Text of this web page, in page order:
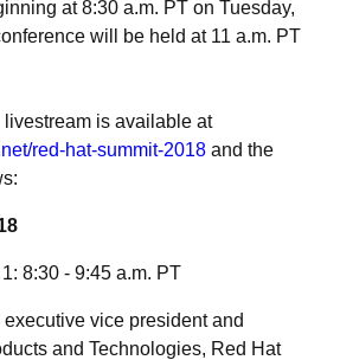
at 8:30 a.m. PT on Tuesday,
will be held at 11 a.m. PT
is available at
red-hat-summit-2018 and the
8:30 - 9:45 a.m. PT
executive vice president and
and Technologies, Red Hat